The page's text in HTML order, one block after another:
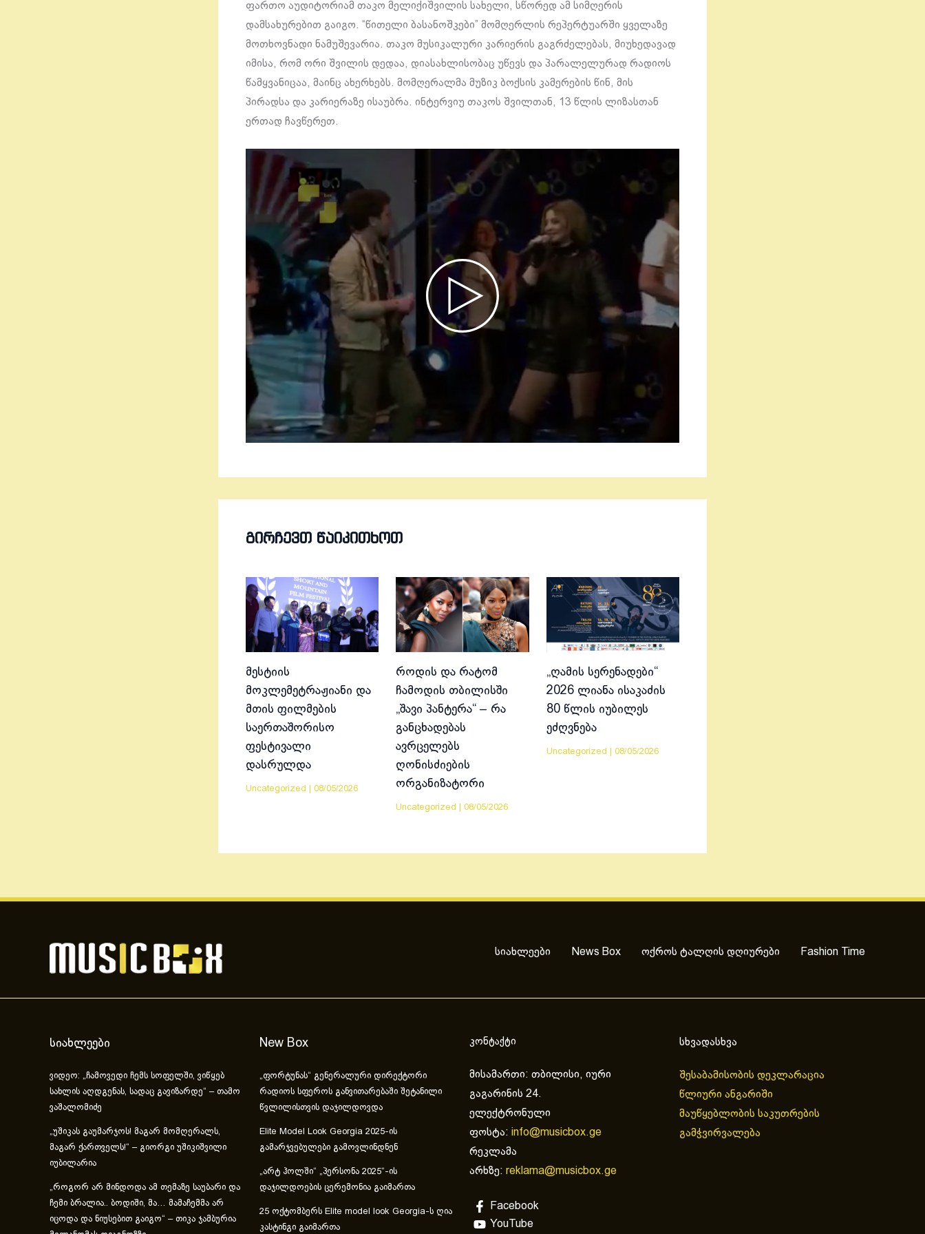
ფართო აუდიტორიამ თაკო მელიქიშვილის სახელი, სწორედ ამ სიმღერის
დამსახურებით გაიგო. “წითელი ბასანოშკები” მომღერლის რეპერტუარში ყველაზე
მოთხოვნადი ნამუშევარია. თაკო მუსიკალური კარიერის გაგრძელებას, მიუხედავად
იმისა, რომ ორი შვილის დედაა, დიასახლისობაც უწევს და პარალელურად რადიოს
წამყვანიცაა, მაინც ახერხებს. მომღერალმა მუზიკ ბოქსის კამერების წინ, მის
პირადსა და კარიერაზე ისაუბრა. ინტერვიუ თაკოს შვილთან, 13 წლის ლიზასთან
ერთად ჩავწერეთ.
ᲒᲘᲠᲩᲔᲕᲗ ᲬᲐᲘᲙᲘᲗᲮᲝᲗ
მესტიის
მოკლემეტრაჟიანი და
მთის ფილმების
საერთაშორისო
ფესტივალი
დასრულდა
Uncategorized 08/05/2026
როდის და რატომ
ჩამოდის თბილისში
„შავი პანტერა“ – რა
განცხადებას
ავრცელებს
ღონისძიების
ორგანიზატორი
Uncategorized |08/05/2026
„ღამის სერენადები“
2026 ლიანა ისაკაძის
80 წლის იუბილეს
ეძღვნება
Uncategorized 08/05/2026
სიახლეები News Box ოქროს ტალღის დღიურები Fashion Time
სიახლეები
ვიდეო: „ჩამოვედი ჩემს სოფელში, ვიწყებ
სახლის აღდგენას, სადაც გავიზარდე“ – თამო
ვაშალომიძე
„უშიკას გაუმარჯოს! მაგარ მომღერალს,
მაგარ ქართველს!“ – გიორგი უშიკიშვილი
იუბილარია
„როგორ არ მინდოდა ამ თემაზე საუბარი და
ჩემი ბრალია.. ბოდიში, მა… მამაჩემმა არ
იცოდა და ნიუსებით გაიგო“ – თიკა ჯამბურია
New Box
„ფორტუნას“ გენერალური დირექტორი
რადიოს სფეროს განვითარებაში შეტანილი
წვლილისთვის დაჯილდოვდა
Elite Model Look Georgia 2025-ის
გამარჯვებულები გამოვლინდნენ
„არტ ჰოლში“ „პერსონა 2025“-ის
დაჯილდოების ცერემონია გაიმართა
25 ოქტომბერს Elite model look Georgia-ს ღია
კასტინგი გაიმართა
კონტაქტი
მისამართი: თბილისი, იური
გაგარინის 24.
ელექტრონული
ფოსტა: info@musicbox.ge
რეკლამა
არხზე: reklama@musicbox.ge
Facebook
YouTube
სხვადასხვა
შესაბამისობის დეკლარაცია
წლიური ანგარიში
მაუწყებლობის საკუთრების
გამჭვირვალება